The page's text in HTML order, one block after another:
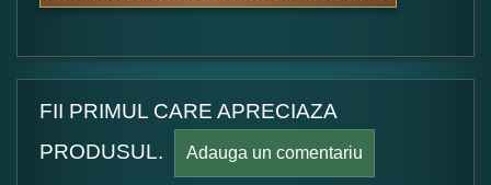
FII PRIMUL CARE APRECIAZA
PRODUSUL.
Adauga un comentariu